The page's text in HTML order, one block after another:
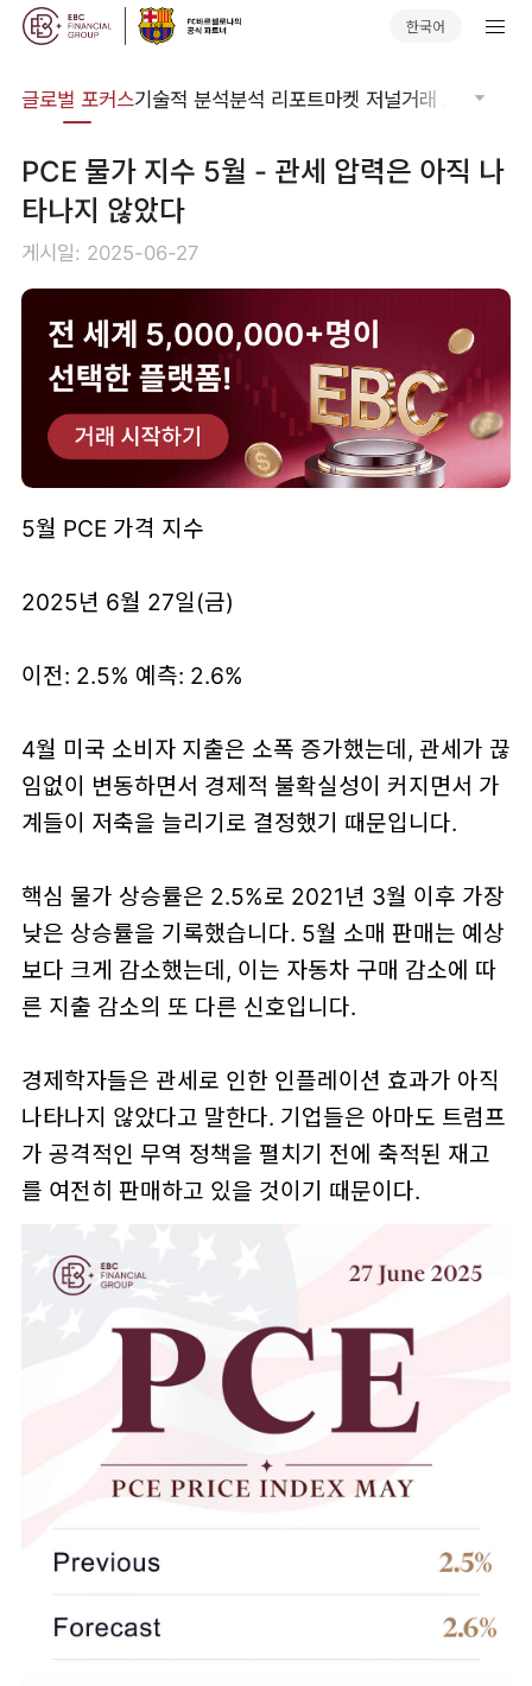
한국어
글로벌 포커스기술적 분석분석 리포트마켓 저널거래 소프트웨어
PCE 물가 지수 5월 - 관세 압력은 아직 나
타나지 않았다
게시일: 2025-06-27
5월 PCE 가격 지수
2025년 6월 27일(금)
이전: 2.5% 예측: 2.6%
4월 미국 소비자 지출은 소폭 증가했는데, 관세가 끊
임없이 변동하면서 경제적 불확실성이 커지면서 가
계들이 저축을 늘리기로 결정했기 때문입니다.
핵심 물가 상승률은 2.5%로 2021년 3월 이후 가장
낮은 상승률을 기록했습니다. 5월 소매 판매는 예상
보다 크게 감소했는데, 이는 자동차 구매 감소에 따
른 지출 감소의 또 다른 신호입니다.
경제학자들은 관세로 인한 인플레이션 효과가 아직
나타나지 않았다고 말한다. 기업들은 아마도 트럼프
가 공격적인 무역 정책을 펼치기 전에 축적된 재고
를 여전히 판매하고 있을 것이기 때문이다.